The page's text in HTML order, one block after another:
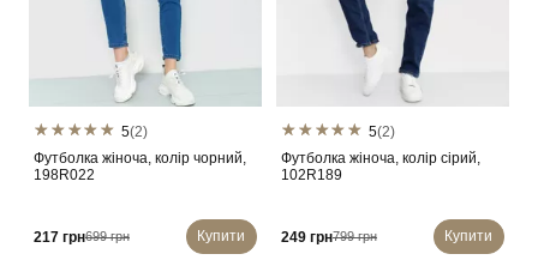
5(2)
Футболка жіноча, колір чорний,
198R022
217 грн699 грн Купити
5(2)
Футболка жіноча, колір сірий,
102R189
249 грн799 грн Купити